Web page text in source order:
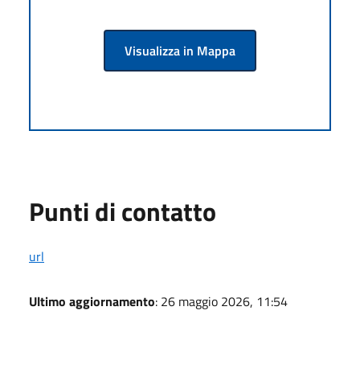
Visualizza in Mappa
Punti di contatto
url
Ultimo aggiornamento: 26 maggio 2026, 11:54